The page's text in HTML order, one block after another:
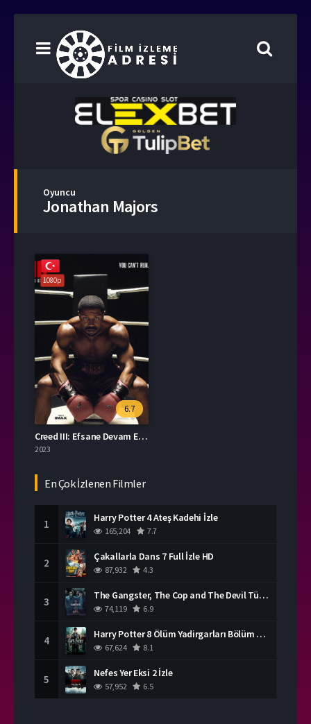
Oyuncu
Jonathan Majors
1080p
6.7
Creed III: Efsane Devam Ediyor izle
2023
En Çok İzlenen Filmler
1 Harry Potter 4 Ateş Kadehi İzle
165,204 7.7
2 Çakallarla Dans 7 Full İzle HD
87,932 4.3
3 The Gangster, The Cop and The Devil Türkçe Dublaj İzle
74,119 6.9
4 Harry Potter 8 Ölüm Yadirgarları Bölüm 2 İzle
67,624 8.1
5 Nefes Yer Eksi 2 İzle
57,952 6.5